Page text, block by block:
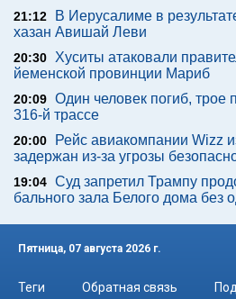
21:12
В Иерусалиме в
хазан Авишай Леви
20:30 Хуситы атаковали
йеменской провинции Мариб
20:09 Один человек погиб, трое
316-й трассе
20:00
Рейс авиакомпании Wizz
задержан из-за угрозы
19:04 Суд запретил Трампу
бального зала Белого дома без
Пятница, 07 августа 2026 г.
Теги Обратная связь